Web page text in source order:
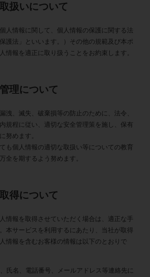
扱いについて
人情報に関して、個人情報の保護に関する法
護法」といいます。）その他の規範及び本ポ
情報を適正に取り扱うことをお約束します。
理について
洩、滅失、破棄損等の防止のために、法令、
規程に従い、適切な安全管理策を施し、保有
努めます。
も個人情報の適切な取扱い等についての教育
全を期するよう努めます。
得について
情報を取得させていただく場合は、適正な手
本サービスを利用するにあたり、当社が取得
情報を含むお客様の情報は以下のとおりで
氏名、電話番号、メールアドレス等連絡先に